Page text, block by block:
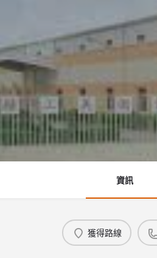
資訊
獲得路線